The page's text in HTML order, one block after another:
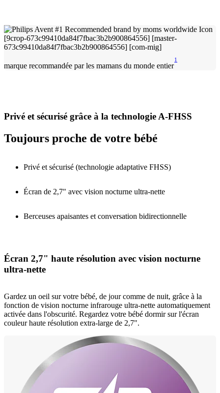
marque recommandée par les mamans du monde entier
1
Privé et sécurisé grâce à la technologie A-FHSS
Toujours proche de votre bébé
Privé et sécurisé (technologie adaptative FHSS)
Écran de 2,7" avec vision nocturne ultra-nette
Berceuses apaisantes et conversation bidirectionnelle
Écran 2,7" haute résolution avec vision nocturne
ultra-nette
Gardez un oeil sur votre bébé, de jour comme de nuit, grâce à la
fonction de vision nocturne infrarouge ultra-nette automatiquement
activée dans l'obscurité. Regardez votre bébé dormir sur l'écran
couleur haute résolution extra-large de 2,7".